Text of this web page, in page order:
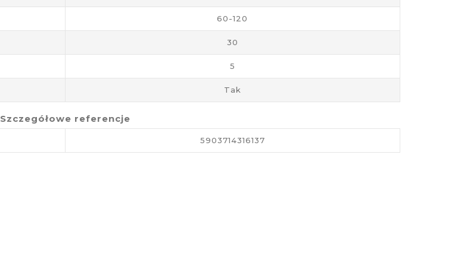
60-120
30
5
Tak
Szczegółowe referencje
5903714316137